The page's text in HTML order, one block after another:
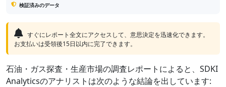
検証済みのデータ
すぐにレポート全文にアクセスして、意思決定を迅速化できます。
お支払いは受領後15日以内に完了できます。
石油・ガス探査・生産市場の調査レポートによると、SDKI
Analyticsのアナリストは次のような結論を出しています: